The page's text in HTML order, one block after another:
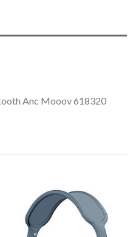
Anc Mooov 618320